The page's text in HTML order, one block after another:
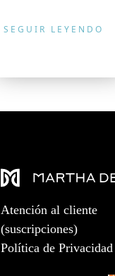
SEGUIR LEYENDO
Atención al cliente
(suscripciones)
Política de Privacidad